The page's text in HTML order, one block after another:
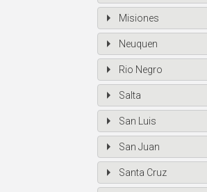
Misiones
Neuquen
Rio Negro
Salta
San Luis
San Juan
Santa Cruz